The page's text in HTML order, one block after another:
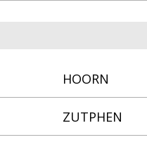
HOORN
ZUTPHEN